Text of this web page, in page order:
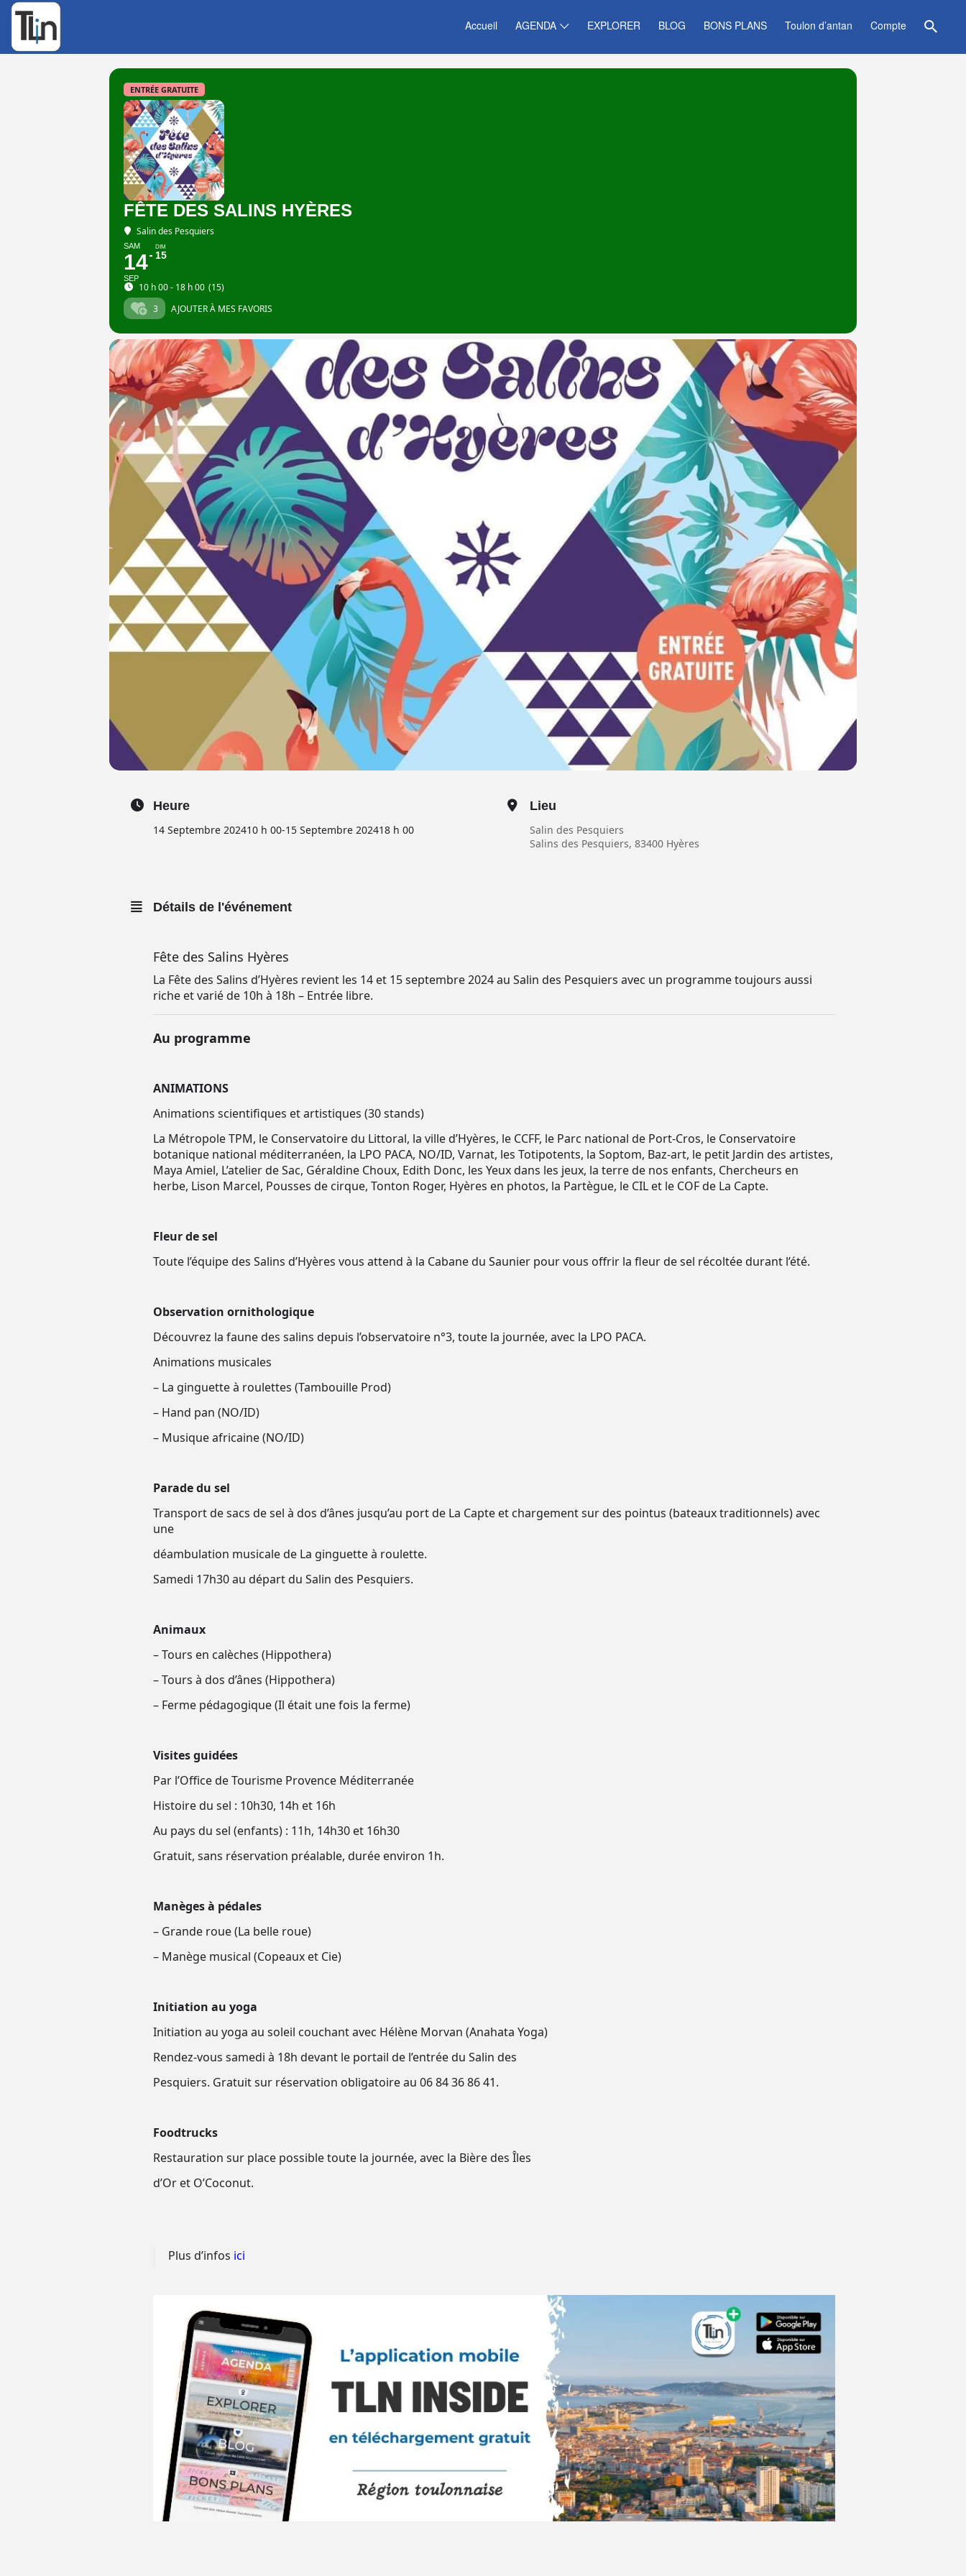
Accueil AGENDA EXPLORER BLOG BONS PLANS Toulon d’antan Compte
Rechercher
ENTRÉE GRATUITE
FÊTE DES SALINS HYÈRES
Salin des Pesquiers
SAM
14
SEP
DIM
15
10 h 00 - 18 h 00 (15)
3
AJOUTER À MES FAVORIS
Heure
14 Septembre 202410 h 00-15 Septembre 202418 h 00
Lieu
Salin des Pesquiers
Salins des Pesquiers, 83400 Hyères
Détails de l'événement
Fête des Salins Hyères
La Fête des Salins d’Hyères revient les 14 et 15 septembre 2024 au Salin des Pesquiers avec un programme toujours aussi
riche et varié de 10h à 18h – Entrée libre.
Au programme
ANIMATIONS
Animations scientifiques et artistiques (30 stands)
La Métropole TPM, le Conservatoire du Littoral, la ville d’Hyères, le CCFF, le Parc national de Port-Cros, le Conservatoire
botanique national méditerranéen, la LPO PACA, NO/ID, Varnat, les Totipotents, la Soptom, Baz-art, le petit Jardin des artistes,
Maya Amiel, L’atelier de Sac, Géraldine Choux, Edith Donc, les Yeux dans les jeux, la terre de nos enfants, Chercheurs en
herbe, Lison Marcel, Pousses de cirque, Tonton Roger, Hyères en photos, la Partègue, le CIL et le COF de La Capte.
Fleur desel
Toute l’équipe des Salins d’Hyères vous attend à la Cabane du Saunier pour vous offrir la fleur de sel récoltée durant l’été.
Observation ornithologique
Découvrez la faune des salins depuis l’observatoire n°3, toute la journée, avec la LPO PACA.
Animations musicales
– La ginguette à roulettes (Tambouille Prod)
– Hand pan (NO/ID)
– Musique africaine (NO/ID)
Parade du sel
Transport de sacs de sel à dos d’ânes jusqu’au port de La Capte et chargement sur des pointus (bateaux traditionnels) avec
une
déambulation musicale de La ginguette à roulette.
Samedi 17h30 au départ du Salin des Pesquiers.
Animaux
– Tours en calèches (Hippothera)
– Tours à dos d’ânes (Hippothera)
– Ferme pédagogique (Il était une fois la ferme)
Visites guidées
Par l’Office de Tourisme Provence Méditerranée
Histoire du sel : 10h30, 14h et 16h
Au pays du sel (enfants) : 11h, 14h30 et 16h30
Gratuit, sans réservation préalable, durée environ 1h.
Manèges à pédales
– Grande roue (La belle roue)
– Manège musical (Copeaux et Cie)
Initiation au yoga
Initiation au yoga au soleil couchant avec Hélène Morvan (Anahata Yoga)
Rendez-vous samedi à 18h devant le portail de l’entrée du Salin des
Pesquiers. Gratuit sur réservation obligatoire au 06 84 36 86 41.
Foodtrucks
Restauration sur place possible toute la journée, avec la Bière des Îles
d’Or et O’Coconut.
Plus d’infos ici